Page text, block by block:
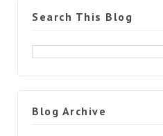
Search This Blog
Blog Archive